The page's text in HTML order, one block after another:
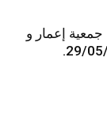
جمعية إعمار و